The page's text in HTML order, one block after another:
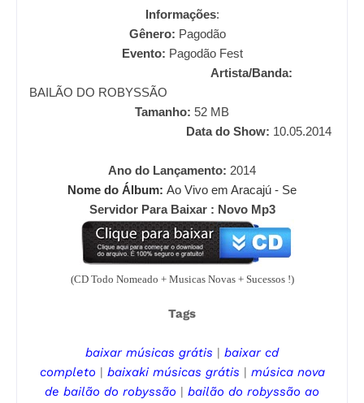
Informações:
Gênero: Pagodão
Evento: Pagodão Fest
Artista/Banda:
BAILÃO DO ROBYSSÃO
Tamanho: 52 MB
Data do Show: 10.05.2014
Ano do Lançamento: 2014
Nome do Álbum: Ao Vivo em Aracajú - Se
Servidor Para Baixar : Novo Mp3
(CD Todo Nomeado + Musicas Novas + Sucessos !)
Tags
baixar músicas grátis | baixar cd
completo | baixaki músicas grátis | música nova
de bailão do robyssão | bailão do robyssão ao